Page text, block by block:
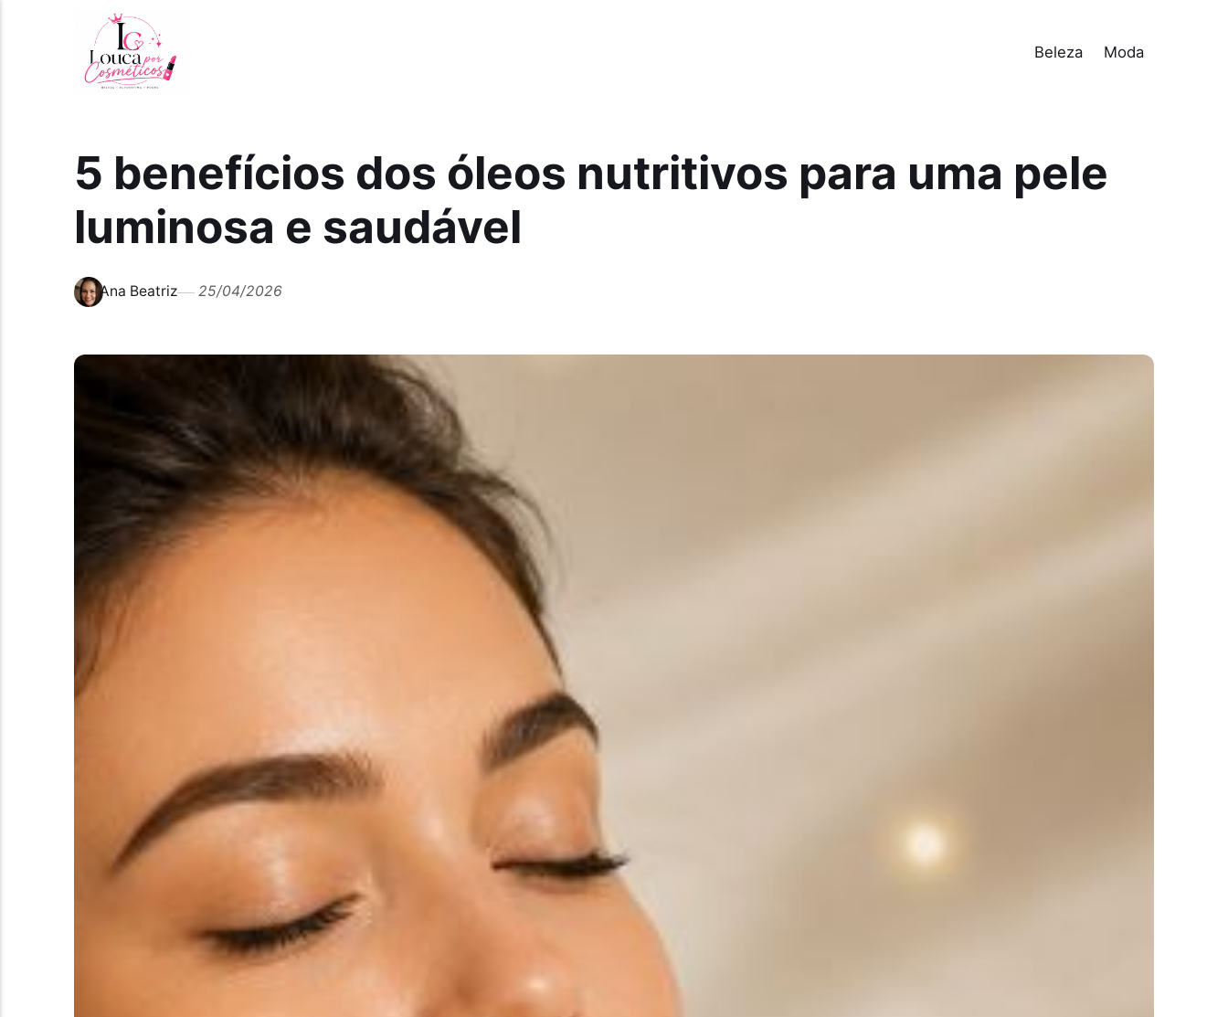
Beleza Moda
5 benefícios dos óleos nutritivos para uma pele
luminosa e saudável
Ana Beatriz 25/04/2026